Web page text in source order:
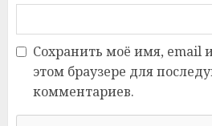
Сохранить моё имя, email
этом браузере для
комментариев.